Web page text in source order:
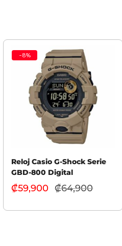
-8%
Reloj Casio G-Shock Serie
GBD-800 Digital
₡59,900 ₡64,900
actual